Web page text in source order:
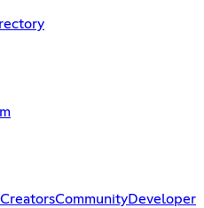
CreatorsCommunityDeveloper